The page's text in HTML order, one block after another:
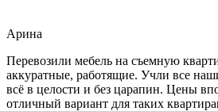
Арина
Перевозили мебель на съемную
аккуратные, работящие. Учли все
всё в целости и без царапин. Цены
отличный вариант для таких